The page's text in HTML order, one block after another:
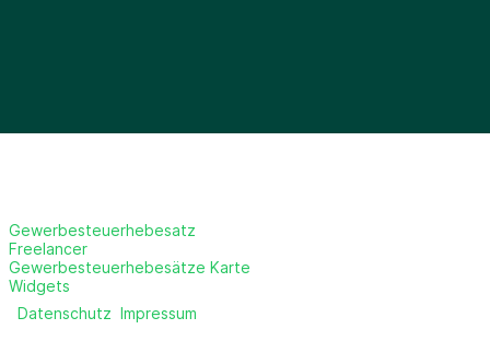
Gewerbesteuerhebesatz
Freelancer
Gewerbesteuerhebesätze Karte
Widgets
Datenschutz Impressum